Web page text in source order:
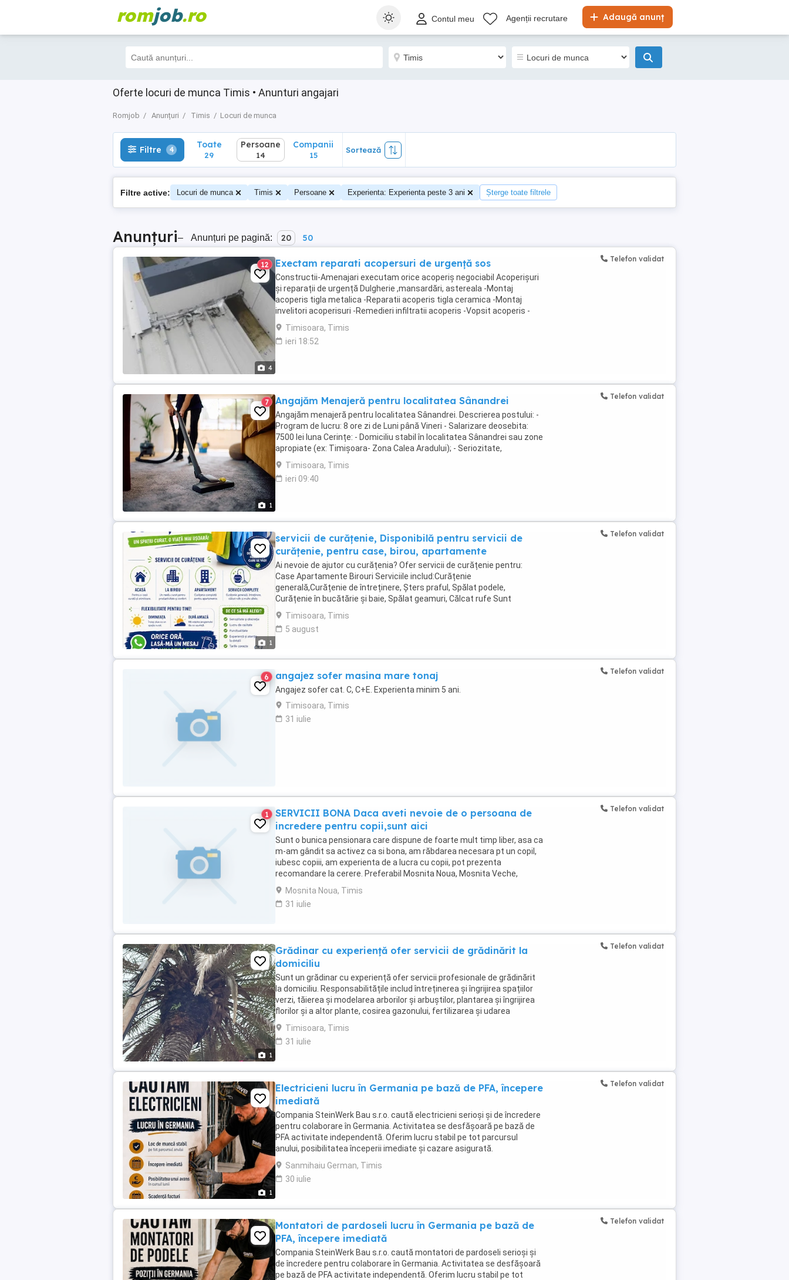
romjob.ro Adaugă anunț
Contul meu Agenții recrutare
Oferte locuri de munca Timis • Anunturi angajari
Romjob Anunțuri Timis Locuri de munca
Filtre 4 Toate
29
Filtre 4 Toate
29
Persoane
14
Companii
15
Sortează
Filtre active: Locuri de munca Timis Persoane Experienta: Experienta peste 3 ani Șterge toate filtrele
Anunțuri– Anunțuri pe pagină: 20 50
4
12 Exectam reparati acopersuri de urgență sos
Constructii-Amenajari executam orice acoperiș negociabil Acoperișuri
și reparații de urgență Dulgherie ,mansardări, astereala -Montaj
acoperis tigla metalica -Reparatii acoperis tigla ceramica -Montaj
invelitori acoperisuri -Remedieri infiltratii acoperis -Vopsit acoperis -
Sisteme pluviale - Jgheaburi -Dulgherie,mansardări, ...
Timisoara, Timis
ieri 18:52
Telefon validat
1
7 Angajăm Menajeră pentru localitatea Sânandrei
Angajăm menajeră pentru localitatea Sânandrei. Descrierea postului: -
Program de lucru: 8 ore zi de Luni până Vineri - Salarizare deosebita:
7500 lei luna Cerințe: - Domiciliu stabil în localitatea Sânandrei sau zone
apropiate (ex: Timișoara- Zona Calea Aradului); - Seriozitate,
punctualitate, ...
Timisoara, Timis
ieri 09:40
Telefon validat
1
servicii de curățenie, Disponibilă pentru servicii de
curățenie, pentru case, birou, apartamente
Ai nevoie de ajutor cu curățenia? Ofer servicii de curățenie pentru:
Case Apartamente Birouri Serviciile includ:Curățenie
generală,Curățenie de întreținere, Șters praful, Spălat podele,
Curățenie în bucătărie și baie, Spălat geamuri, Călcat rufe Sunt
disponibilă dimineața, după-amiaza sau la ...
Timisoara, Timis
5 august
Telefon validat
6 angajez sofer masina mare tonaj
Angajez sofer cat. C, C+E. Experienta minim 5 ani.
Timisoara, Timis
31 iulie
Telefon validat
1
SERVICII BONA Daca aveti nevoie de o persoana de
incredere pentru copii,sunt aici
Sunt o bunica pensionara care dispune de foarte mult timp liber, asa ca
m-am gândit sa activez ca si bona, am răbdarea necesara pt un copil,
iubesc copiii, am experienta de a lucra cu copii, pot prezenta
recomandare la cerere. Preferabil Mosnita Noua, Mosnita Veche,
Urseni
Mosnita Noua, Timis
31 iulie
Telefon validat
1
Grădinar cu experiență ofer servicii de grădinărit la
domiciliu
Sunt un grădinar cu experiență ofer servicii profesionale de grădinărit
la domiciliu. Responsabilitățile includ întreținerea și îngrijirea spațiilor
verzi, tăierea și modelarea arborilor și arbuștilor, plantarea și îngrijirea
florilor și a altor plante, cosirea gazonului, fertilizarea și udarea
corespunzătoare ...
Timisoara, Timis
31 iulie
Telefon validat
1
Electricieni lucru în Germania pe bază de PFA, începere
imediată
Compania SteinWerk Bau s.r.o. caută electricieni serioși și de încredere
pentru colaborare în Germania. Activitatea se desfășoară pe bază de
PFA activitate independentă. Oferim lucru stabil pe tot parcursul
anului, posibilitatea începerii imediate și cazare asigurată.
Remunerația se stabilește în funcție ...
Sanmihaiu German, Timis
30 iulie
Telefon validat
Montatori de pardoseli lucru în Germania pe bază de
PFA, începere imediată
Compania SteinWerk Bau s.r.o. caută montatori de pardoseli serioși și
de încredere pentru colaborare în Germania. Activitatea se desfășoară
pe bază de PFA activitate independentă. Oferim lucru stabil pe tot
Telefon validat